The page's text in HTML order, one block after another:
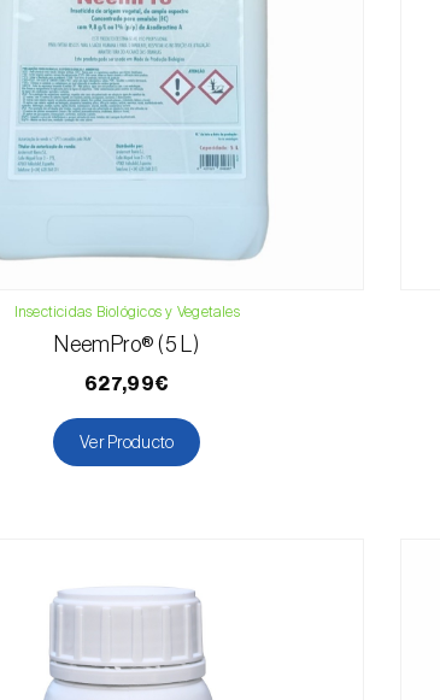
Insecticidas Biológicos y Vegetales
NeemPro® (5 L)
627,99€
Ver Producto